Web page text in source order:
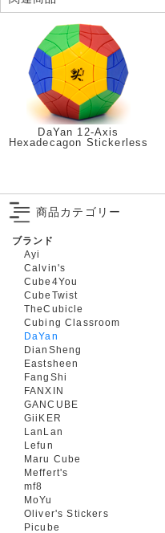
DaYan 12-Axis
Hexadecagon Stickerless
商品カテゴリー
ブランド
Ayi
Calvin's
Cube4You
CubeTwist
TheCubicle
Cubing Classroom
DaYan
DianSheng
Eastsheen
FangShi
FANXIN
GANCUBE
GiiKER
LanLan
Lefun
Maru Cube
Meffert's
mf8
MoYu
Oliver's Stickers
Picube